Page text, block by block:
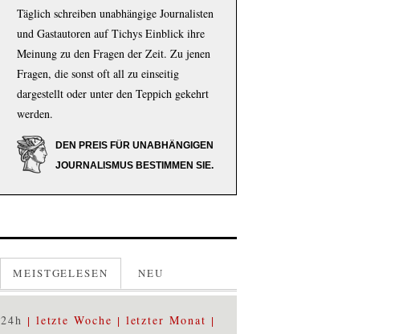
Täglich schreiben unabhängige Journalisten
und Gastautoren auf Tichys Einblick ihre
Meinung zu den Fragen der Zeit. Zu jenen
Fragen, die sonst oft all zu einseitig
dargestellt oder unter den Teppich gekehrt
werden.
DEN PREIS FÜR UNABHÄNGIGEN
JOURNALISMUS BESTIMMEN SIE.
MEISTGELESEN NEU
24h letzte Woche letzter Monat